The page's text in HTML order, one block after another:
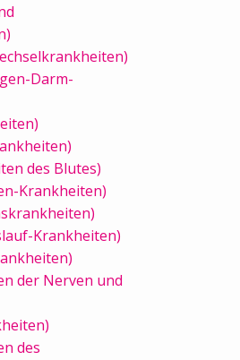
Darm-
des Blutes)
Krankheiten)
Krankheiten)
der Nerven und
des